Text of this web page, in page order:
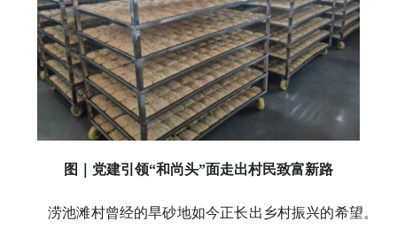
图｜党建引领“和尚头”面走出村民致富新路
涝池滩村曾经的旱砂地如今正长出乡村振兴的希望。